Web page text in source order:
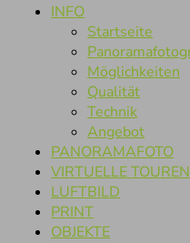
INFO
Startseite
Möglichkeiten
Qualität
Technik
Angebot
PANORAMAFOTO
VIRTUELLE TOUREN
LUFTBILD
PRINT
OBJEKTE